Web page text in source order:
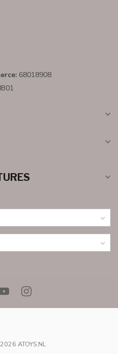
68018908
ATOYS.NL